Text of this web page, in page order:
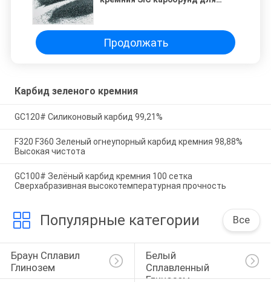
Продолжать
Карбид зеленого кремния
GC120# Силиконовый карбид 99,21%
F320 F360 Зеленый огнеупорный карбид кремния 98,88%
Высокая чистота
GC100# Зелёный карбид кремния 100 сетка
Сверхабразивная высокотемпературная прочность
Популярные категории Все
Браун Сплавил
Глинозем
Белый
Сплавленный